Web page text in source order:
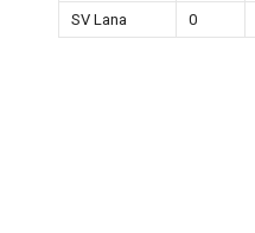
SV Lana
0